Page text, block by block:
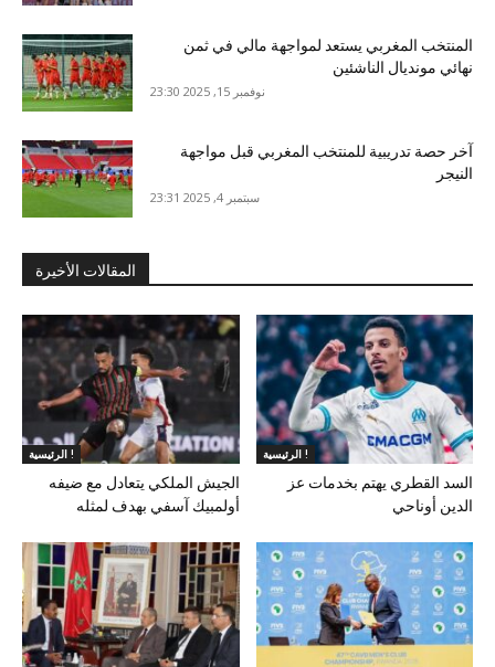
المنتخب المغربي يستعد لمواجهة مالي في ثمن
نهائي مونديال الناشئين
نوفمبر 15, 2025 23:30
آخر حصة تدريبية للمنتخب المغربي قبل مواجهة
النيجر
سبتمبر 4, 2025 23:31
المقالات الأخيرة
الرئيسية !
الجيش الملكي يتعادل مع ضيفه
أولمبيك آسفي بهدف لمثله
الرئيسية !
السد القطري يهتم بخدمات عز
الدين أوناحي